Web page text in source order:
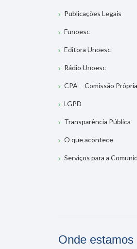
Publicações Legais
Funoesc
Editora Unoesc
Rádio Unoesc
CPA – Comissão
LGPD
Transparência Pública
O que acontece
Serviços para a
Onde estamos